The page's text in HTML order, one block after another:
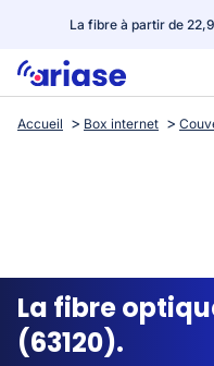
La fibre à partir de
Box internet
Streaming
Accueil Box internet
La fibre
(63120).